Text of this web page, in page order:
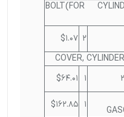
BOLT(FOR
2
$1.07
COVER,
1
$64.01
1
$162.85